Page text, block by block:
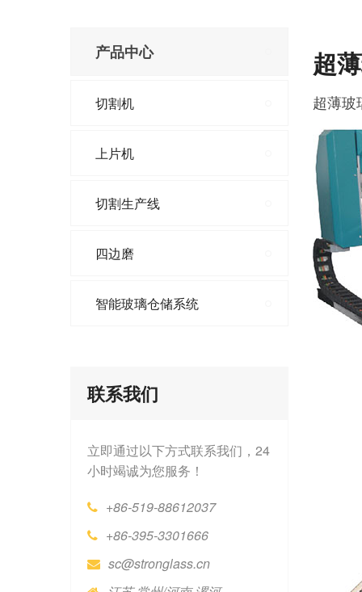
产品中心
切割机
上片机
切割生产线
四边磨
智能玻璃仓储系统
联系我们
立即通过以下方式联系我们，24
小时竭诚为您服务！
+86-519-88612037
+86-395-3301666
sc@stronglass.cn
超
超薄玻